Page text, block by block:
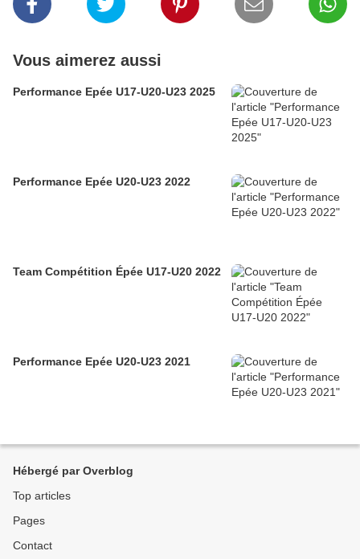
Vous aimerez aussi
Performance Epée U17-U20-U23 2025
Performance Epée U20-U23 2022
Team Compétition Épée U17-U20 2022
Performance Epée U20-U23 2021
Hébergé par Overblog
Top articles
Pages
Contact